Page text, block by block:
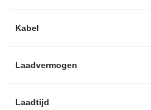
Kabel
Laadvermogen
Laadtijd